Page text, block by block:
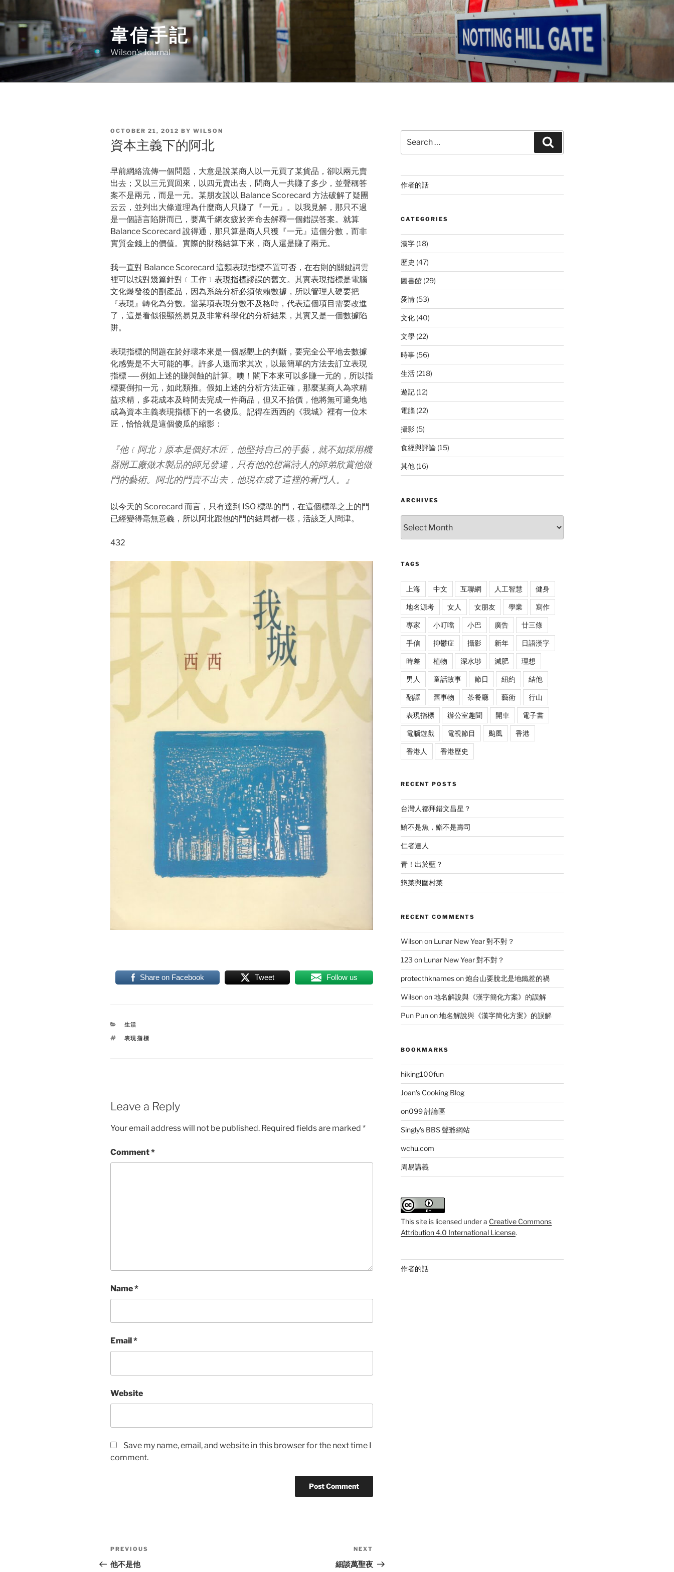
content
韋信手記
Wilson's Journal
POSTED
ON
OCTOBER 21, 2012 BY WILSON
資本主義下的阿北
早前網絡流傳一個問題，大意是說某商人以一元買了某貨品，卻以兩元賣
出去；又以三元買回來，以四元賣出去，問商人一共賺了多少，並聲稱答
案不是兩元，而是一元。某朋友說以 Balance Scorecard 方法破解了疑團
云云，並列出大條道理為什麼商人只賺了『一元』。以我見解，那只不過
是一個語言陷阱而已，要萬千網友疲於奔命去解釋一個錯誤答案。就算
Balance Scorecard 說得通，那只算是商人只獲『一元』這個分數，而非
實質金錢上的價值。實際的財務結算下來，商人還是賺了兩元。
我一直對 Balance Scorecard 這類表現指標不置可否，在右則的關鍵詞雲
裡可以找對幾篇針對﹝工作﹞ 表現指標謬誤的舊文。其實表現指標是電腦
文化爆發後的副產品，因為系統分析必須依賴數據，所以管理人硬要把
『表現』轉化為分數。當某項表現分數不及格時，代表這個項目需要改進
了，這是看似很顯然易見及非常科學化的分析結果，其實又是一個數據陷
阱。
表現指標的問題在於好壞本來是一個感觀上的判斷，要完全公平地去數據
化感覺是不大可能的事。許多人退而求其次，以最簡單的方法去訂立表現
指標 ── 例如上述的賺與蝕的計算。噢！閣下本來可以多賺一元的，所以指
標要倒扣一元，如此類推。假如上述的分析方法正確，那麼某商人為求精
益求精，多花成本及時間去完成一件商品，但又不抬價，他將無可避免地
成為資本主義表現指標下的一名傻瓜。記得在西西的《我城》裡有一位木
匠，恰恰就是這個傻瓜的縮影：
『他﹝阿北﹞原本是個好木匠，他堅持自己的手藝，就不如採用機
器開工廠做木製品的師兄發達，只有他的想當詩人的師弟欣賞他做
門的藝術。阿北的門賣不出去，他現在成了這裡的看門人。』
以今天的 Scorecard 而言，只有達到 ISO 標準的門，在這個標準之上的門
已經變得毫無意義，所以阿北跟他的門的結局都一樣，活該乏人問津。
432
Share on Facebook Tweet Follow us
CATEGORIES
生活
TAGS
表現指標
Leave a Reply
Your email address will not be published. Required fields are marked *
Comment*
Name*
Email *
Website
Save my name, email, and website in this browser for the next time I
comment.
Post
navigation
Previous
Post
PREVIOUS
他不是他
Post
NEXT
細談萬聖夜
for:
作者的話
CATEGORIES
漢字(18)
歷史 (47)
圖書館(29)
愛情(53)
文化(40)
文學(22)
時事(56)
生活(218)
遊記(12)
電腦(22)
攝影(5)
食經與評論(15)
其他(16)
ARCHIVES
TAGS
上海 中文 互聯網 人工智慧 健身
地名源考 女人 女朋友 學業 寫作
專家 小叮噹 小巴 廣告 廿三條
手信 抑鬱症 攝影 新年 日語漢字
時差 植物 深水埗 減肥 理想
男人 童話故事 節日 紐約 結他
翻譯 舊事物 茶餐廳 藝術 行山
表現指標 辦公室趣聞 開車 電子書
電腦遊戲 電視節目 颱風 香港
香港人 香港歷史
RECENT POSTS
台灣人都拜錯文昌星？
鮪不是魚，鮨不是壽司
仁者達人
青！出於藍？
惣菜與圍村菜
RECENT COMMENTS
Wilsonon Lunar New Year 對不對？
123 on Lunar New Year 對不對？
protecthknameson炮台山要脫北是地鐵惹的禍
Wilsonon地名解說與《漢字簡化方案》的誤解
Pun Punon地名解說與《漢字簡化方案》的誤解
BOOKMARKS
hiking100fun
Joan's Cooking Blog
on099 討論區
Singly's BBS 聲爺網站
wchu.com
周易講義
Thissiteis licensed under a Creative Commons
Attribution 4.0 International License.
作者的話